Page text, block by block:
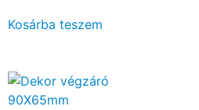
Kosárba teszem